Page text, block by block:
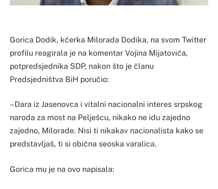
Gorica Dodik, kćerka Milorada Dodika, na svom Twitter
profilu reagirala je na komentar Vojina Mijatovića,
potpredsjednika SDP, nakon što je članu
Predsjedništva BiH poručio:
– Dara iz Jasenovca i vitalni nacionalni interes srpskog
naroda za most na Pelješcu, nikako ne idu zajedno
zajedno, Milorade. Nisi ti nikakav nacionalista kako se
predstavljaš, ti si obična seoska varalica.
Gorica mu je na ovo napisala: